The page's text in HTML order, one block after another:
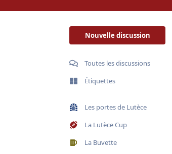
Nouvelle discussion
Toutes les discussions
Étiquettes
Les portes de Lutèce
La Lutèce Cup
La Buvette